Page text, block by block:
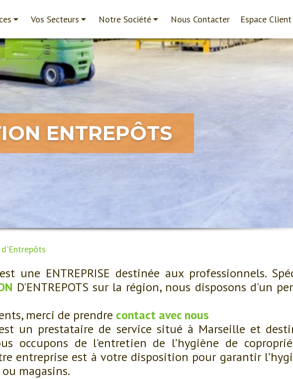
Vos Secteurs Notre Société Nous Contacter Espace Client
ENTREPÔTS
une ENTREPRISE destinée aux professionnels.
D'ENTREPOTS sur la région, nous disposons d'un
merci de prendre contact avec nous
un prestataire de service situé à Marseille et
occupons de l'entretien de l’hygiène de
entreprise est à votre disposition pour garantir
magasins.